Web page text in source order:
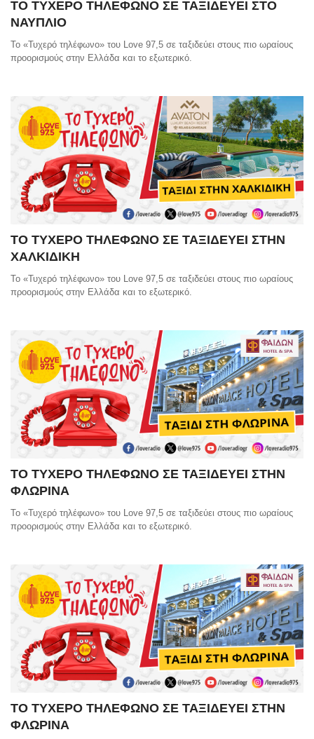
ΤΟ ΤΥΧΕΡΟ ΤΗΛΕΦΩΝΟ ΣΕ ΤΑΞΙΔΕΥΕΙ ΣΤΟ
ΝΑΥΠΛΙΟ
Το «Τυχερό τηλέφωνο» του Love 97,5 σε ταξιδεύει στους πιο ωραίους
προορισμούς στην Ελλάδα και το εξωτερικό.
ΤΟ ΤΥΧΕΡΟ ΤΗΛΕΦΩΝΟ ΣΕ ΤΑΞΙΔΕΥΕΙ ΣΤΗΝ
ΧΑΛΚΙΔΙΚΗ
Το «Τυχερό τηλέφωνο» του Love 97,5 σε ταξιδεύει στους πιο ωραίους
προορισμούς στην Ελλάδα και το εξωτερικό.
ΤΟ ΤΥΧΕΡΟ ΤΗΛΕΦΩΝΟ ΣΕ ΤΑΞΙΔΕΥΕΙ ΣΤΗΝ
ΦΛΩΡΙΝΑ
Το «Τυχερό τηλέφωνο» του Love 97,5 σε ταξιδεύει στους πιο ωραίους
προορισμούς στην Ελλάδα και το εξωτερικό.
ΤΟ ΤΥΧΕΡΟ ΤΗΛΕΦΩΝΟ ΣΕ ΤΑΞΙΔΕΥΕΙ ΣΤΗΝ
ΦΛΩΡΙΝΑ